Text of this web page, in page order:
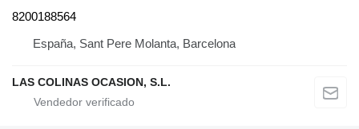
8200188564
España, Sant Pere Molanta, Barcelona
LAS COLINAS OCASION, S.L.